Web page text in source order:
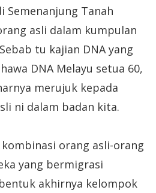
Semenanjung Tanah
asli dalam kumpulan
tu kajian DNA yang
DNA Melayu setua 60,
merujuk kepada
ni dalam badan kita.
orang asli-orang
yang bermigrasi
akhirnya kelompok